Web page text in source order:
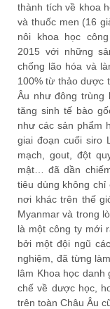
thành tích về khoa
và thuốc men (16
nôi khoa học
2015 với những
chống lão hóa và
100% từ thảo dược
Âu như đông trùng
tăng sinh tế bào
như các sản phẩm
giai đoạn cuối siro
mạch, gout, đột
mật… đã dần
tiêu dùng không
nơi khác trên thế
Myanmar và trong
là một công ty mới
bởi một đội ngũ
nghiệm, đã từng
lâm Khoa học danh
chế về dược học,
trên toàn Châu Âu